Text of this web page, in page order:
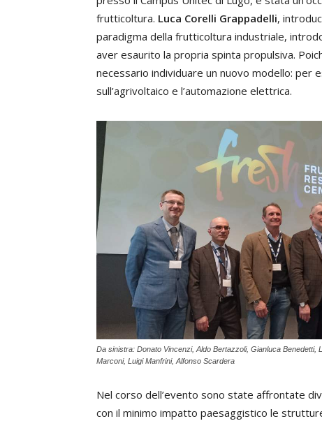
frutticoltura. Luca Corelli Grappadelli,
paradigma della frutticoltura industriale,
aver esaurito la propria spinta propulsiva.
necessario individuare un nuovo modello:
sull’agrivoltaico e l’automazione elettrica.
Da sinistra: Donato Vincenzi, Aldo Bertazzoli, Gianluca
Marconi, Luigi Manfrini, Alfonso Scardera
Nel corso dell’evento sono state affrontate
con il minimo impatto paesaggistico le